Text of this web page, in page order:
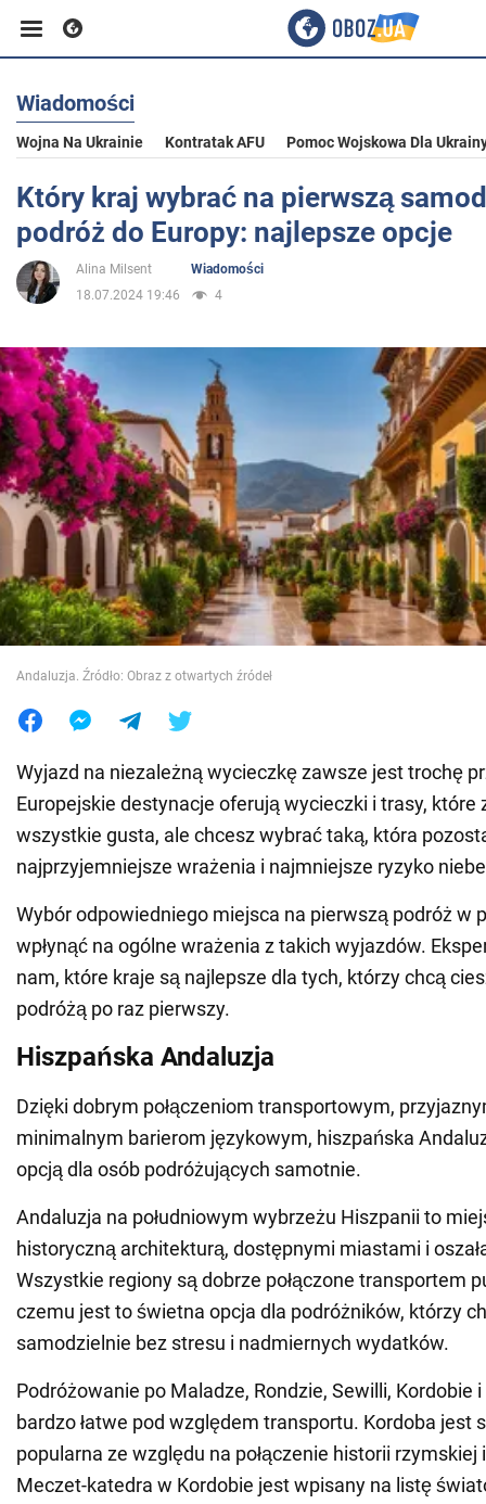
Biznes
Sport
Rozrywka
Polityka
Społeczeństwo
Wojna na Ukrainie
Świat
Jedzenie
Wiadomości
Wojna Na Ukrainie Kontratak AFU Pomoc Wojskowa Dla
Który kraj wybrać na pierwszą
podróż do Europy: najlepsze opcje
Alina Milsent
Wiadomości
18.07.2024 19:46
4
Andaluzja. Źródło: Obraz z otwartych źródeł
Wyjazd na niezależną wycieczkę zawsze jest trochę
Europejskie destynacje oferują wycieczki i trasy, które
wszystkie gusta, ale chcesz wybrać taką, która
najprzyjemniejsze wrażenia i najmniejsze ryzyko
Wybór odpowiedniego miejsca na pierwszą podróż w
wpłynąć na ogólne wrażenia z takich wyjazdów.
nam, które kraje są najlepsze dla tych, którzy chcą
podróżą po raz pierwszy.
Hiszpańska Andaluzja
Dzięki dobrym połączeniom transportowym,
minimalnym barierom językowym, hiszpańska
opcją dla osób podróżujących samotnie.
Andaluzja na południowym wybrzeżu Hiszpanii to
historyczną architekturą, dostępnymi miastami i
Wszystkie regiony są dobrze połączone transportem
czemu jest to świetna opcja dla podróżników, którzy
samodzielnie bez stresu i nadmiernych wydatków.
Podróżowanie po Maladze, Rondzie, Sewilli, Kordobie
bardzo łatwe pod względem transportu. Kordoba jest
popularna ze względu na połączenie historii
Meczet-katedra w Kordobie jest wpisany na listę